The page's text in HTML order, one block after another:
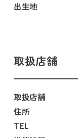
出生地
取扱店舗
取扱店舗
住所
TEL